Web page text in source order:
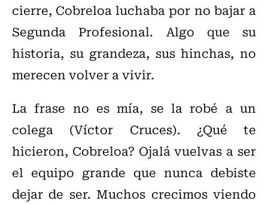
cierre, Cobreloa luchaba por no bajar a
Segunda Profesional. Algo que su
historia, su grandeza, sus hinchas, no
merecen volver a vivir.
La frase no es mía, se la robé a un
colega (Víctor Cruces). ¿Qué te
hicieron, Cobreloa? Ojalá vuelvas a ser
el equipo grande que nunca debiste
dejar de ser. Muchos crecimos viendo